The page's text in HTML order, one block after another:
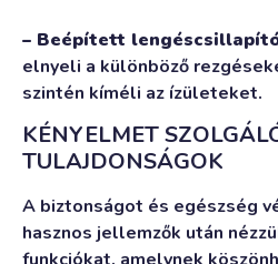
– Beépített
elnyeli a különböző
szintén kíméli az ízületeket.
KÉNYELMET
TULAJDONSÁGOK
A biztonságot és egészség
hasznos jellemzők után